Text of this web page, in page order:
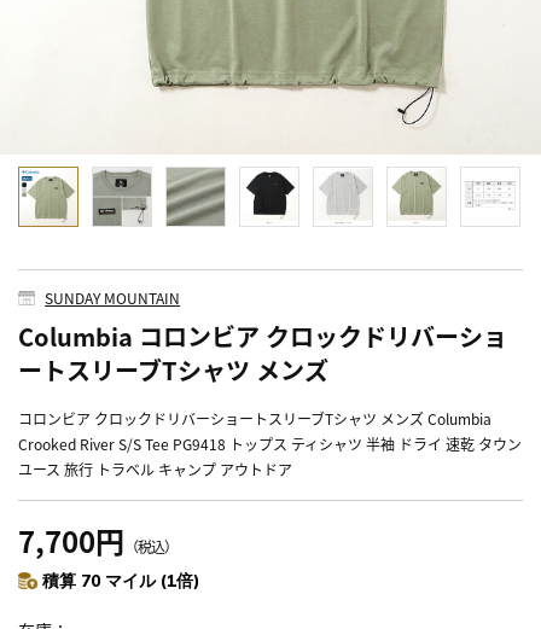
SUNDAY MOUNTAIN
Columbia コロンビア クロックドリバーショ
ートスリーブTシャツ メンズ
コロンビア クロックドリバーショートスリーブTシャツ メンズ Columbia
Crooked River S/S Tee PG9418 トップス ティシャツ 半袖 ドライ 速乾 タウン
ユース 旅行 トラベル キャンプ アウトドア
7,700円 （税込）
積算 70 マイル (1倍)